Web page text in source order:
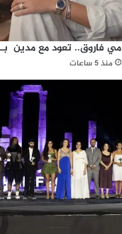
مي فاروق.. تعود مع مدين
منذ 5 ساعات